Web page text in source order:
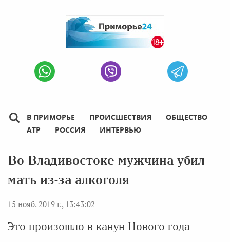
В ПРИМОРЬЕ ПРОИСШЕСТВИЯ
ОБЩЕСТВО
АТР
РОССИЯ ИНТЕРВЬЮ
Во Владивостоке мужчина убил
мать из-за алкоголя
15 нояб. 2019 г., 13:43:02
Это произошло в канун Нового года